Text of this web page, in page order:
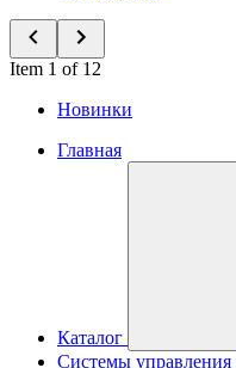
Item 1 of 12
Новинки
Главная
Каталог
Системы управления